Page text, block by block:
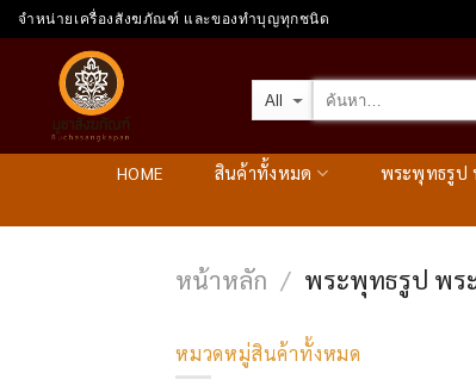
Skip
to
content
จำหน่ายเครื่องสังฆภัณฑ์ และของทำบุญทุกชนิด
HOME สินค้าทั้งหมด พระพุทธรูป
หน้าหลัก / พระพุทธรูป พร
หมวดหมู่สินค้าทั้งหมด